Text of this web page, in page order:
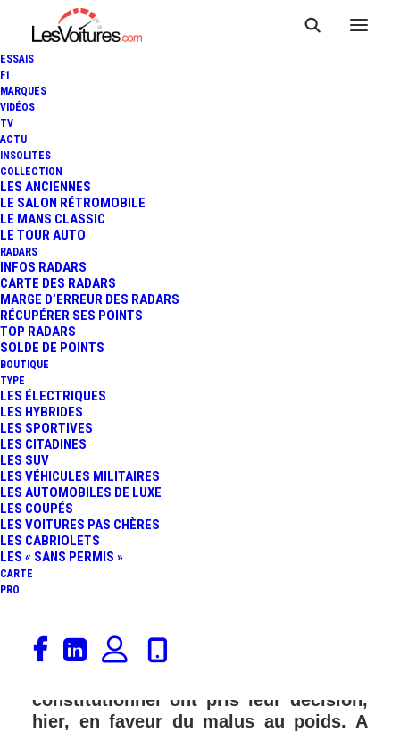
ESSAIS
F1
MARQUES
VIDÉOS
TV
ACTU
INSOLITES
COLLECTION
LES ANCIENNES
LE SALON RÉTROMOBILE
LE MANS CLASSIC
LE TOUR AUTO
RADARS
INFOS RADARS
CARTE DES RADARS
MARGE D’ERREUR DES RADARS
RÉCUPÉRER SES POINTS
TOP RADARS
SOLDE DE POINTS
BOUTIQUE
TYPE
LES ÉLECTRIQUES
LES HYBRIDES
LES SPORTIVES
LES CITADINES
LES SUV
LES VÉHICULES MILITAIRES
LES AUTOMOBILES DE LUXE
LES COUPÉS
LES VOITURES PAS CHÈRES
LES CABRIOLETS
LES « SANS PERMIS »
CARTE
PRO
FINALEMENT VALIDÉ PAS LE
CONSEIL CONSTITUTIONNEL
4 Minutes |
Saisis par des sénateurs et députés de
l’opposition au sujet du malus au
constitutionnel ont pris leur décision,
hier, en faveur du malus au poids. A